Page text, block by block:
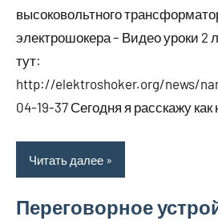
высоковольтного
электрошокера – Видео уроки 2
тут:
http://elektroshoker.org/news/
04-19-37 Сегодня я расскажу
Читать далее
Переговорное